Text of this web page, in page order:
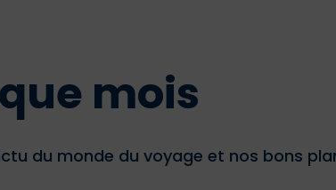
mois
du monde du voyage et nos bons